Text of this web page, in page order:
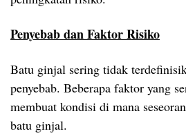
Penyebab dan Faktor Risiko
Batu ginjal sering tidak
penyebab. Beberapa faktor yang
membuat kondisi di mana
batu ginjal.